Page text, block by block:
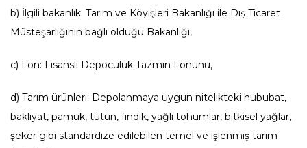
b) İlgili bakanlık: Tarım ve Köyişleri Bakanlığı ile Dış Ticaret
Müsteşarlığının bağlı olduğu Bakanlığı,
c) Fon: Lisanslı Depoculuk Tazmin Fonunu,
d) Tarım ürünleri: Depolanmaya uygun nitelikteki hububat,
bakliyat, pamuk, tütün, fındık, yağlı tohumlar, bitkisel yağlar,
şeker gibi standardize edilebilen temel ve işlenmiş tarım